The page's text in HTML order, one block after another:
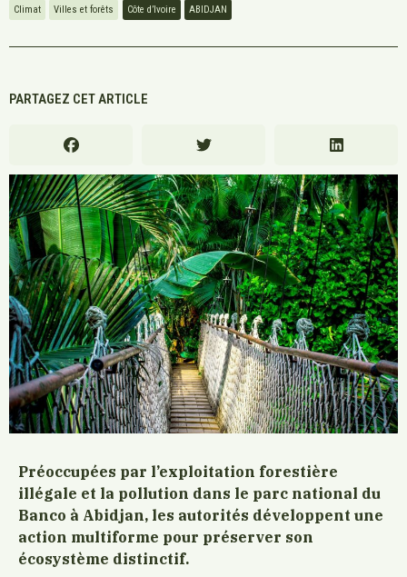
Climat Villes et forêts Côte d’Ivoire ABIDJAN
PARTAGEZ CET ARTICLE
Préoccupées par l’exploitation forestière
illégale et la pollution dans le parc national du
Banco à Abidjan, les autorités développent une
action multiforme pour préserver son
écosystème distinctif.